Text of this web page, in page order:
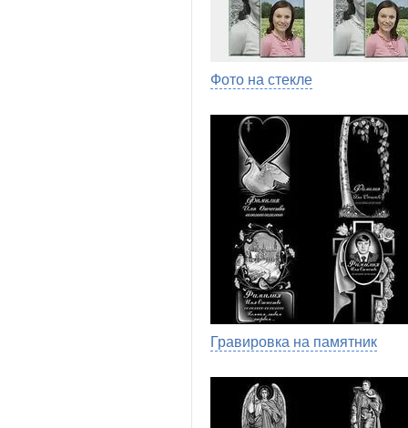
Фото на стекле
Гравировка на памятник